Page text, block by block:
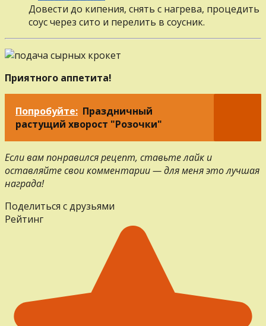
Довести до кипения, снять с нагрева, процедить
соус через сито и перелить в соусник.
Приятного аппетита!
Попробуйте: Праздничный
растущий хворост "Розочки"
Если вам понравился рецепт, ставьте лайк и
оставляйте свои комментарии — для меня это лучшая
награда!
Поделиться с друзьями
Рейтинг